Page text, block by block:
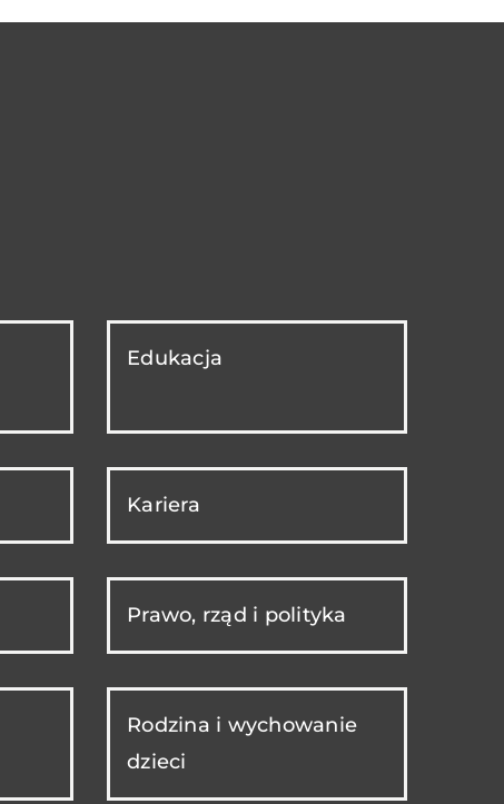
Edukacja
Kariera
Prawo, rząd i polityka
Rodzina i wychowanie
dzieci